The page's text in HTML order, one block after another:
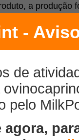
a produção
cumpridos a
mínimo de
A ausência de
estratégia e
Algumas
e estudos de
ambientes
que pode ser
e a
As forças e
da cadeia e se
oportunidades